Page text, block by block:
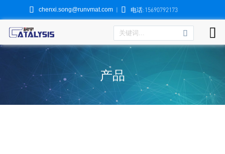
 chenxi.song@runvmat.com |  电话:15690792173

产品